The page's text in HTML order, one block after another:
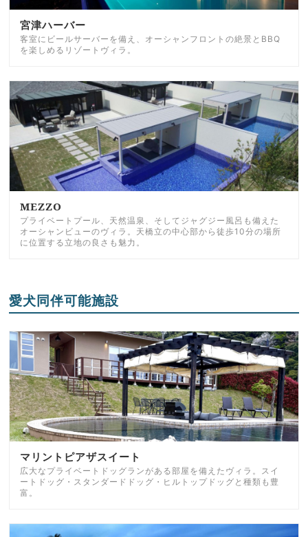
宮津ハーバー
客室にビールサーバーを備え、オーシャンフロントの絶景とBBQ
を楽しめるリゾートヴィラ。
MEZZO
プライベートプール、天然温泉、そしてジャグジー風呂も備えた
オーシャンビューのヴィラ。天橋立の中心部から徒歩10分の場所
に位置する立地の良さも魅力。
愛犬同伴可能施設
マリントピアザスイート
広大なプライベートドッグランがある部屋を備えたヴィラ。スイ
ートドッグ・スタンダードドッグ・ヒルトップドッグと種類も豊
富。